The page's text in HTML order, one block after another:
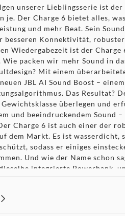
unserer Lieblingsserie ist der
je. Der Charge 6 bietet alles,
und mehr Beat. Sein
besseren Konnektivität,
Wiedergabezeit ist der Charge
packen wir mehr Sound in
Mit einem
JBL AI Sound Boost –
Das Resultat?
überlegen und
und beeindruckendem Sound
Charge 6 ist auch einer der
dem Markt. Es ist wasserdicht,
sodass er einiges
Und wie der Name schon
integrierte Powerbank,
können wir mühelos mehrere